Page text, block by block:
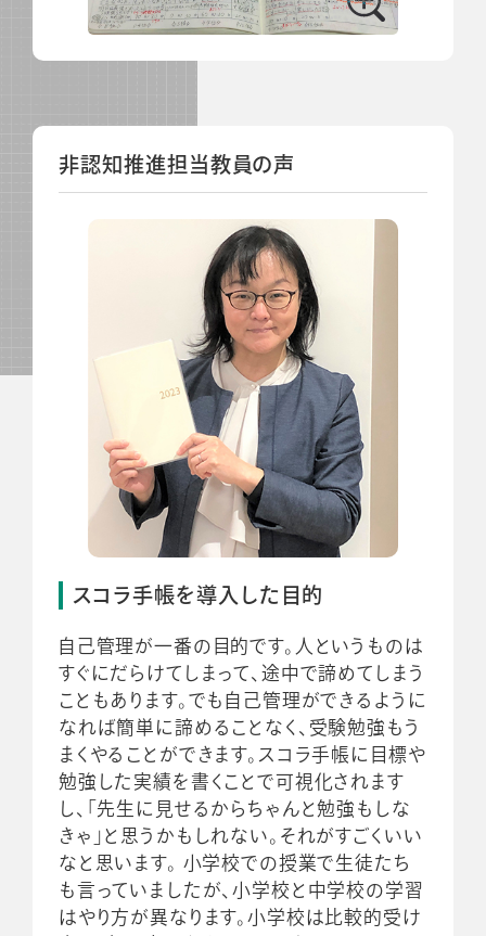
非認知推進担当教員の声
スコラ手帳を導入した目的
自己管理が一番の目的です。人というものは
すぐにだらけてしまって、途中で諦めてしまう
こともあります。でも自己管理ができるように
なれば簡単に諦めることなく、受験勉強もう
まくやることができます。スコラ手帳に目標や
勉強した実績を書くことで可視化されます
し、「先生に見せるからちゃんと勉強もしな
きゃ」と思うかもしれない。それがすごくいい
なと思います。 小学校での授業で生徒たち
も言っていましたが、小学校と中学校の学習
はやり方が異なります。小学校は比較的受け